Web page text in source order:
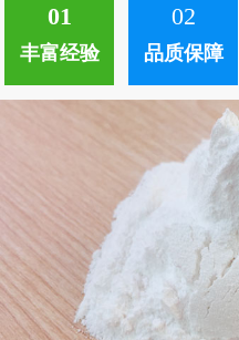
01
丰富经验
02
品质保障